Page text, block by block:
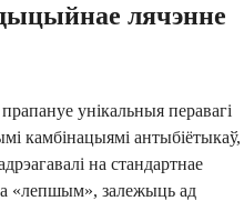
лячэнне
унікальныя перавагі
камбінацыямі антыбіётыкаў,
на стандартнае
«лепшым», залежыць ад